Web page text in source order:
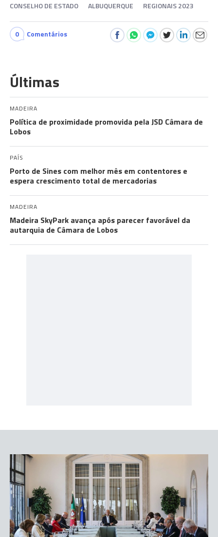
CONSELHO DE ESTADO ALBUQUERQUE REGIONAIS 2023
0 Comentários
Últimas
MADEIRA
Política de proximidade promovida pela JSD Câmara de
Lobos
PAÍS
Porto de Sines com melhor mês em contentores e
espera crescimento total de mercadorias
MADEIRA
Madeira SkyPark avança após parecer favorável da
autarquia de Câmara de Lobos